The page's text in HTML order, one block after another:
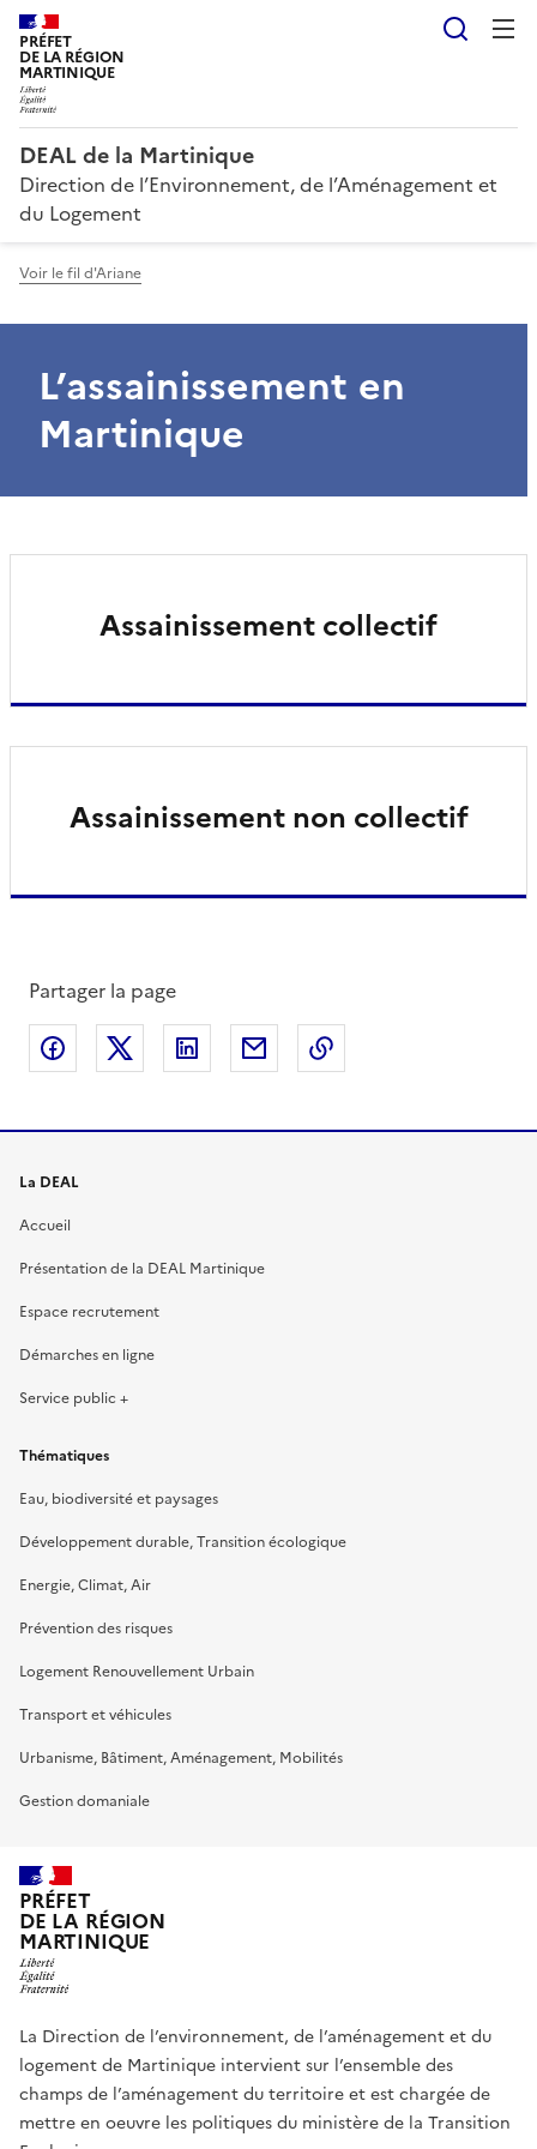
PRÉFET
DE LA RÉGION
MARTINIQUE
DEAL de la Martinique
Direction de l’Environnement, de l’Aménagement et
du Logement
Voir le fil d'Ariane
L’assainissement en
Martinique
Assainissement collectif
Assainissement non collectif
Partager la page
Partager sur Facebook
Partager sur XPartager sur LinkedIn
Partager par email
La DEAL
Accueil
Présentation de la DEAL Martinique
Espace recrutement
Démarches en ligne
Service public +
Thématiques
Eau, biodiversité et paysages
Développement durable, Transition écologique
Energie, Climat, Air
Prévention des risques
Logement Renouvellement Urbain
Transport et véhicules
Urbanisme, Bâtiment, Aménagement, Mobilités
Gestion domaniale
PRÉFET
DE LA RÉGION
MARTINIQUE
La Direction de l’environnement, de l’aménagement et du
logement de Martinique intervient sur l’ensemble des
champs de l’aménagement du territoire et est chargée de
mettre en oeuvre les politiques du ministère de la Transition